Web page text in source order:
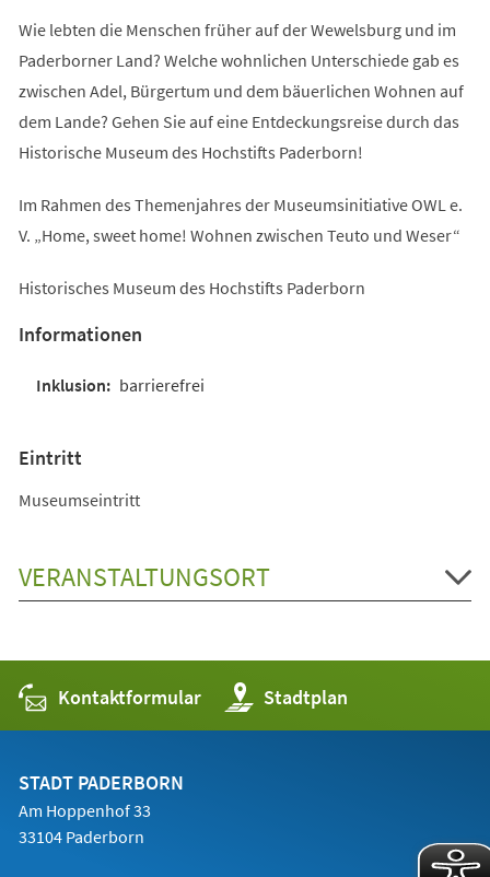
Wie lebten die Menschen früher auf der Wewelsburg und im
Paderborner Land? Welche wohnlichen Unterschiede gab es
zwischen Adel, Bürgertum und dem bäuerlichen Wohnen auf
dem Lande? Gehen Sie auf eine Entdeckungsreise durch das
Historische Museum des Hochstifts Paderborn!
Im Rahmen des Themenjahres der Museumsinitiative OWL e.
V. „Home, sweet home! Wohnen zwischen Teuto und Weser“
Historisches Museum des Hochstifts Paderborn
Informationen
barrierefrei
Eintritt
Museumseintritt
VERANSTALTUNGSORT
Kontaktformular Stadtplan
(Öffnet
in
einem
STADT PADERBORN
Am Hoppenhof 33
33104 Paderborn